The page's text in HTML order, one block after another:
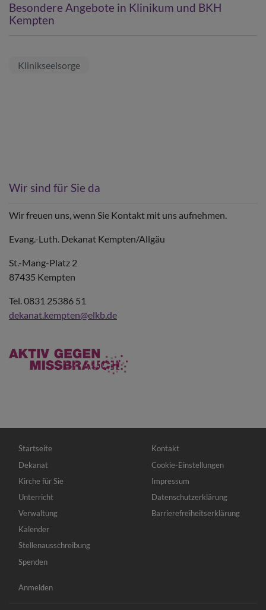
Besondere Angebote in Klinikum und BKH
Kempten
Klinikseelsorge
Wir sind für Sie da
Wir freuen uns, wenn Sie Kontakt mit uns aufnehmen.
Evang.-Luth. Dekanat Kempten/Allgäu
St.-Mang-Platz 2
87435 Kempten
Tel. 0831 25386 51
dekanat.kempten@elkb.de
Hauptnavigation
Startseite
Dekanat
Kirche für Sie
Unterricht
Verwaltung
Kalender
Stellenausschreibung
Spenden
Fußbereichsmenü
Kontakt
Cookie-Einstellungen
Impressum
Datenschutzerklärung
Barrierefreiheitserklärung
Benutzermenü
Anmelden